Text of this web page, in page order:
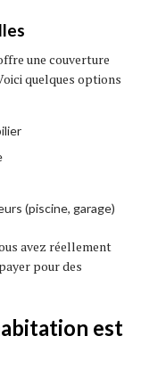
une couverture
quelques options
(piscine, garage)
avez réellement
pour des
est